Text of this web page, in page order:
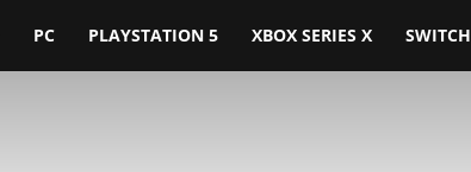
PC PLAYSTATION 5 XBOX SERIES X SWITCH